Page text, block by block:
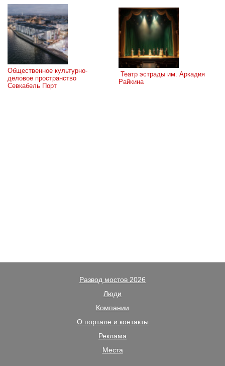
Общественное культурно-
деловое пространство
Севкабель Порт
Райкина
Развод мостов 2026
Люди
Компании
О портале и контакты
Реклама
Места